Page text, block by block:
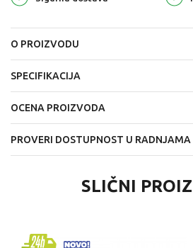
O PROIZVODU
SPECIFIKACIJA
OCENA PROIZVODA
PROVERI DOSTUPNOST U RADNJAMA
SLIČNI